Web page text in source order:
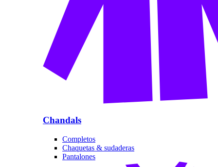
Chandals
Completos
Chaquetas & sudaderas
Pantalones